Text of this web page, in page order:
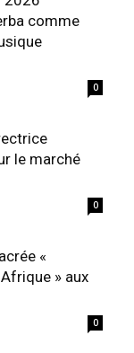
comme
0
le marché
0
«
» aux
0